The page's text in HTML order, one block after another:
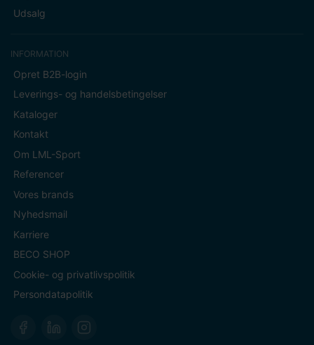
Udsalg
INFORMATION
Opret B2B-login
Leverings- og handelsbetingelser
Kataloger
Kontakt
Om LML-Sport
Referencer
Vores brands
Nyhedsmail
Karriere
BECO SHOP
Cookie- og privatlivspolitik
Persondatapolitik